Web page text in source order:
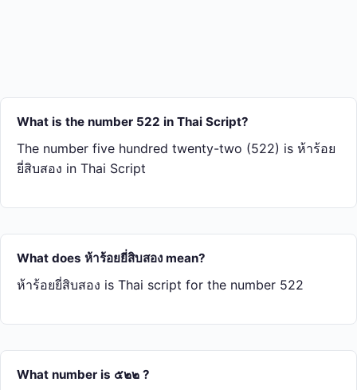
What is the number 522 in Thai Script?
The number five hundred twenty-two (522) is ห้า​ร้อย​
ยี่​สิบ​สอง in Thai Script
What does ห้า​ร้อย​ยี่​สิบ​สอง mean?
ห้า​ร้อย​ยี่​สิบ​สอง is Thai script for the number 522
What number is ๕๒๒ ?